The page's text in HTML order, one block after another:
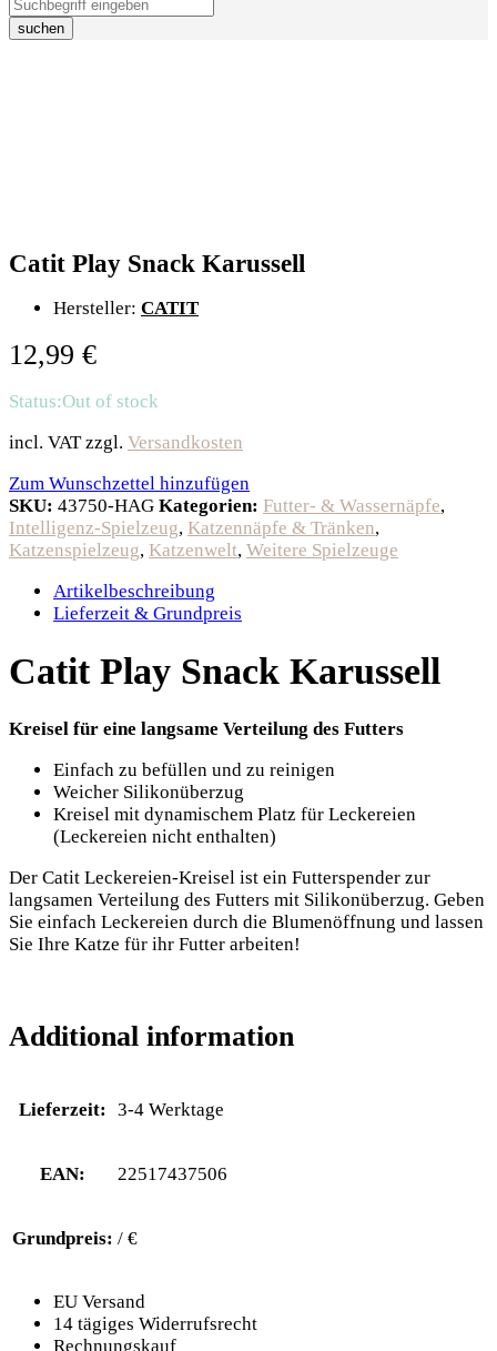
suchen
Catit Play Snack Karussell
Hersteller: CATIT
12,99 €
Status:Out of stock
incl. VAT zzgl. Versandkosten
Zum Wunschzettel hinzufügen
SKU: 43750-HAG Kategorien: Futter- & Wassernäpfe,
Intelligenz-Spielzeug, Katzennäpfe & Tränken,
Katzenspielzeug, Katzenwelt, Weitere Spielzeuge
Artikelbeschreibung
Lieferzeit & Grundpreis
Catit Play Snack Karussell
Kreisel für eine langsame Verteilung des Futters
Einfach zu befüllen und zu reinigen
Weicher Silikonüberzug
Kreisel mit dynamischem Platz für Leckereien
(Leckereien nicht enthalten)
Der Catit Leckereien-Kreisel ist ein Futterspender zur
langsamen Verteilung des Futters mit Silikonüberzug. Geben
Sie einfach Leckereien durch die Blumenöffnung und lassen
Sie Ihre Katze für ihr Futter arbeiten!
Additional information
Lieferzeit: 3-4 Werktage
EAN: 22517437506
Grundpreis: / €
EU Versand
14 tägiges Widerrufsrecht
Rechnungskauf